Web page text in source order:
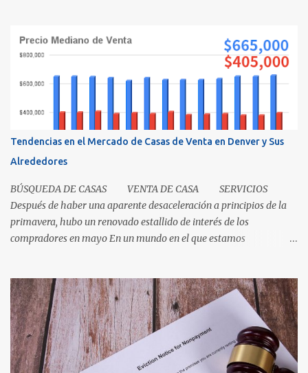
escuela primaria y ella escribió su nombre en la caja, lo cual
representaba el "título" de la caja porque muestra la propiedad.
Los recibos de la caja y el contenido que recibió su mamá cuando
los compró demuestra que la propiedad fue transferida de la(s)
prueba de la transferencia. Investiguemos esto más a fondo: ¿Qué
es un título? Permítanos comenzar relatando que "el título" es un
Tendencias en el Mercado de Casas de Venta en Denver y Sus
Alrededores
BÚSQUEDA DE CASAS VENTA DE CASA SERVICIOS
Después de haber una aparente desaceleración a principios de la
primavera, hubo un renovado estallido de interés de los
compradores en mayo En un mundo en el que estamos
tiempo. El mercado de casas en Denver en este momento es una
clase magistral de paciencia. Ya sea que usted sea un comprador
que espera que la casa correcta entre al mercado o un vendedor
que espera la mejor oferta, las condiciones de hoy recompensan a
aquellos que pueden pausar, planificar y mantenerse